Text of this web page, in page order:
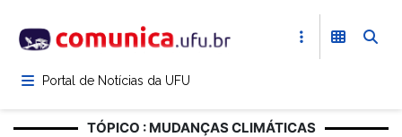
para
conteúdoPortal de Notícias da UFU
TÓPICO : MUDANÇAS CLIMÁTICAS